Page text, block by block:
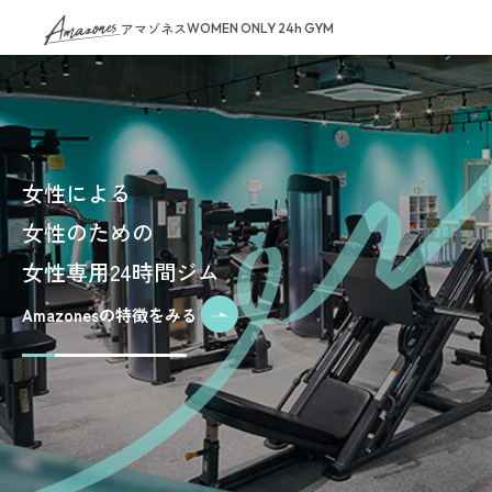
アマゾネスWOMEN ONLY 24h GYM
女性による
女性のための
女性専用24時間ジム
Amazonesの特徴をみる